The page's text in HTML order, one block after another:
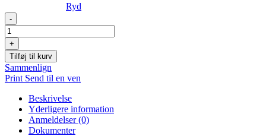
Ryd
Handskestativ,
26,5x39,5cm,
klar,
akryl,
til
3
æsker
-
+
Tilføj til kurv
Sammenlign
Print Send til en ven
Beskrivelse
Yderligere information
Anmeldelser (0)
Dokumenter